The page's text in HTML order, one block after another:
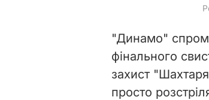
"Динамо"
фінального
захист
просто